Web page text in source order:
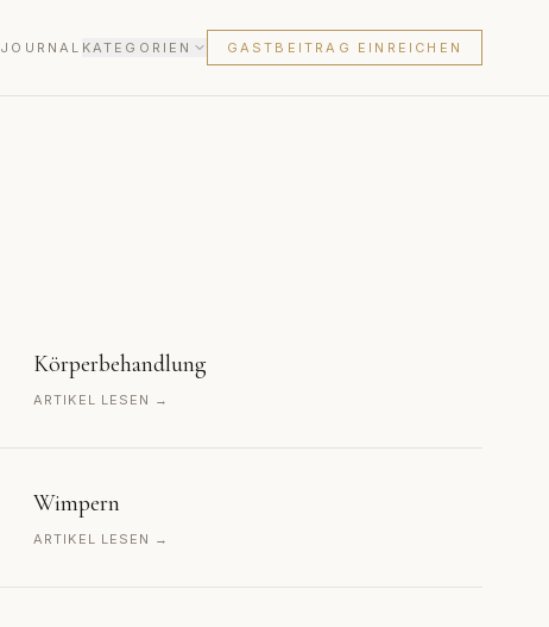
JOURNAL KATEGORIEN GASTBEITRAG EINREICHEN
Körperbehandlung
ARTIKEL LESEN →
Wimpern
ARTIKEL LESEN →